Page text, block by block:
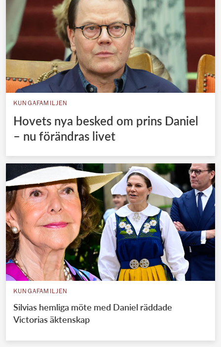
KUNGAFAMILJEN
Hovets nya besked om prins Daniel
– nu förändras livet
KUNGAFAMILJEN
Silvias hemliga möte med Daniel räddade
Victorias äktenskap